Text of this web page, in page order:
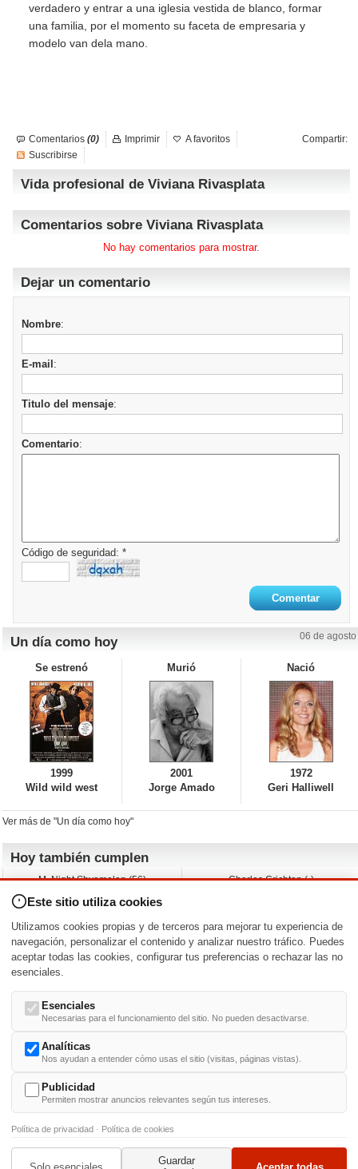
verdadero y entrar a una iglesia vestida de blanco, formar
una familia, por el momento su faceta de empresaria y
modelo van dela mano.
Comentarios (0) Compartir:
Imprimir
A favoritos
Suscribirse
Vida profesional de Viviana Rivasplata
Comentarios sobre Viviana Rivasplata
No hay comentarios para mostrar.
Dejar un comentario
Nombre:
E-mail :
Titulo del mensaje:
Comentario:
Código de seguridad: *
Un día como hoy 06 de agosto
Se estrenó
1999
Wild wild west
Murió
2001
Jorge Amado
Nació
1972
Geri Halliwell
Ver más de "Un día como hoy"
Hoy también cumplen
M. Night Shyamalan (56)
Andy Warhol (98)
Melissa George (50)
Vera Farmiga (53)
Charles Crichton (-)
Jeremy Ratchford (61)
Jason O’Mara (54)
Nacimientos y estrenos en la fecha
DD/MM /
-U- V- W- X - -
© 1999-2014. Todos los derechos reservados.Condiciones de uso
Este sitio utiliza cookies
Utilizamos cookies propias y de terceros para mejorar tu experiencia de
navegación, personalizar el contenido y analizar nuestro tráfico. Puedes
aceptar todas las cookies, configurar tus preferencias o rechazar las no
esenciales.
Esenciales
Necesarias para el funcionamiento del sitio. No pueden desactivarse.
Analíticas
Nos ayudan a entender cómo usas el sitio (visitas, páginas vistas).
Publicidad
Permiten mostrar anuncios relevantes según tus intereses.
Política de privacidad · Política de cookies
Solo esenciales
Guardar
Aceptar todas